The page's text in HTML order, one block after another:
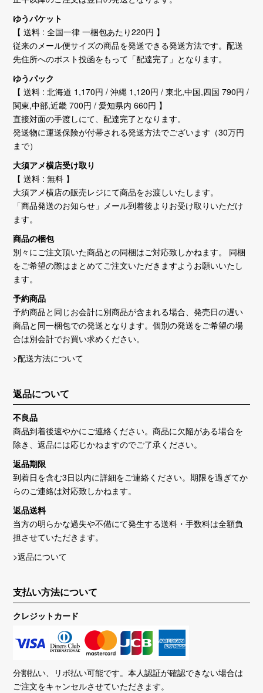
ゆうパケット
【 送料 : 全国一律 一梱包あたり220円 】
従来のメール便サイズの商品を発送できる発送方法です。配送
先住所へのポスト投函をもって「配達完了」となります。
ゆうパック
【 送料 : 北海道 1,170円 / 沖縄 1,120円 / 東北,中国,四国 790円 /
関東,中部,近畿 700円 / 愛知県内 660円 】
直接対面の手渡しにて、配達完了となります。
発送物に運送保険が付帯される発送方法でございます（30万円
まで）
大須アメ横店受け取り
【 送料 : 無料 】
大須アメ横店の販売レジにて商品をお渡しいたします。
「商品発送のお知らせ」メール到着後よりお受け取りいただけ
ます。
商品の梱包
別々にご注文頂いた商品との同梱はご対応致しかねます。 同梱
をご希望の際はまとめてご注文いただきますようお願いいたし
ます。
予約商品
予約商品と同じお会計に別商品が含まれる場合、発売日の遅い
商品と同一梱包での発送となります。個別の発送をご希望の場
合は別会計でお買い求めください。
>配送方法について
返品について
不良品
商品到着後速やかにご連絡ください。商品に欠陥がある場合を
除き、返品には応じかねますのでご了承ください。
返品期限
到着日を含む3日以内に詳細をご連絡ください。期限を過ぎてか
らのご連絡は対応致しかねます。
返品送料
当方の明らかな過失や不備にて発生する送料・手数料は全額負
担させていただきます。
>返品について
支払い方法について
クレジットカード
分割払い、リボ払い可能です。本人認証が確認できない場合は
ご注文をキャンセルさせていただきます。